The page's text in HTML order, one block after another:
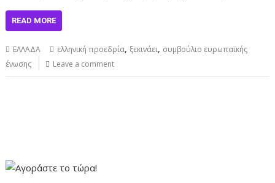
READ MORE
ΕΛΛΑΔΑ ελληνική προεδρία, ξεκινάει, συμβούλιο ευρωπαϊκής
ένωσης
Leave a comment